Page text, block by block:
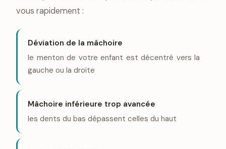
vous rapidement :
Déviation de la mâchoire
le menton de votre enfant est décentré vers la
gauche ou la droite
Mâchoire inférieure trop avancée
les dents du bas dépassent celles du haut